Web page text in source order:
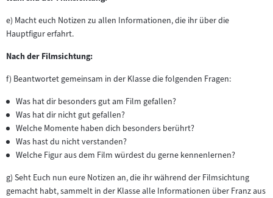
e) Macht euch Notizen zu allen Informationen, die ihr über die
Hauptfigur erfahrt.
Nach der Filmsichtung:
f) Beantwortet gemeinsam in der Klasse die folgenden Fragen:
Was hat dir besonders gut am Film gefallen?
Was hat dir nicht gut gefallen?
Welche Momente haben dich besonders berührt?
Was hast du nicht verstanden?
Welche Figur aus dem Film würdest du gerne kennenlernen?
g) Seht Euch nun eure Notizen an, die ihr während der Filmsichtung
gemacht habt, sammelt in der Klasse alle Informationen über Franz aus